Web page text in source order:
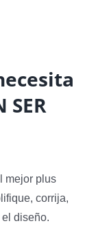
mejor plus
corrija,
diseño.